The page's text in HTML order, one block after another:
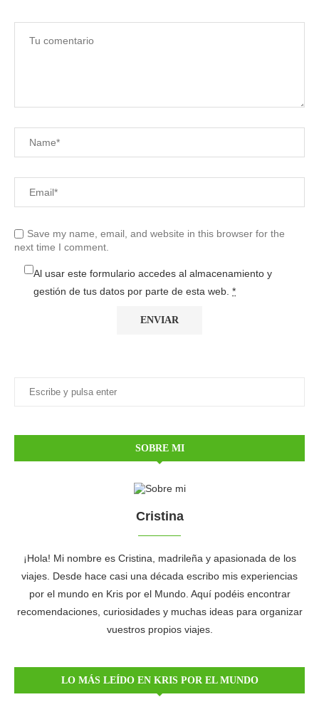
Save my name, email, and website in this browser for the
next time I comment.
Al usar este formulario accedes al almacenamiento y
gestión de tus datos por parte de esta web. *
SOBRE MI
Cristina
¡Hola! Mi nombre es Cristina, madrileña y apasionada de los
viajes. Desde hace casi una década escribo mis experiencias
por el mundo en Kris por el Mundo. Aquí podéis encontrar
recomendaciones, curiosidades y muchas ideas para organizar
vuestros propios viajes.
LO MÁS LEÍDO EN KRIS POR EL MUNDO